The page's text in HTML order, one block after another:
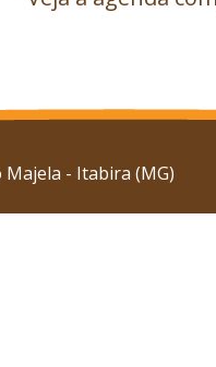
- Itabira (MG)